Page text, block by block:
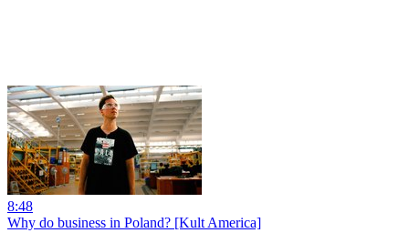
8:48
Why do business in Poland? [Kult America]